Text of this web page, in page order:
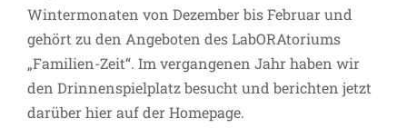
Wintermonaten von Dezember bis Februar und
gehört zu den Angeboten des LabORAtoriums
„Familien-Zeit“. Im vergangenen Jahr haben wir
den Drinnenspielplatz besucht und berichten jetzt
darüber hier auf der Homepage.
LabORAtorium „Barrierefreie
Verkündigung“: Tablets im